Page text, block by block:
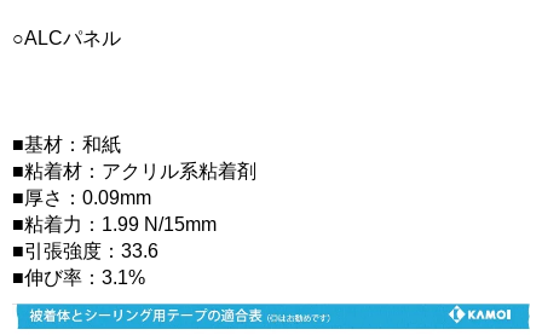
○ALCパネル
■基材：和紙
■粘着材：アクリル系粘着剤
■厚さ：0.09mm
■粘着力：1.99 N/15mm
■引張強度：33.6
■伸び率：3.1%